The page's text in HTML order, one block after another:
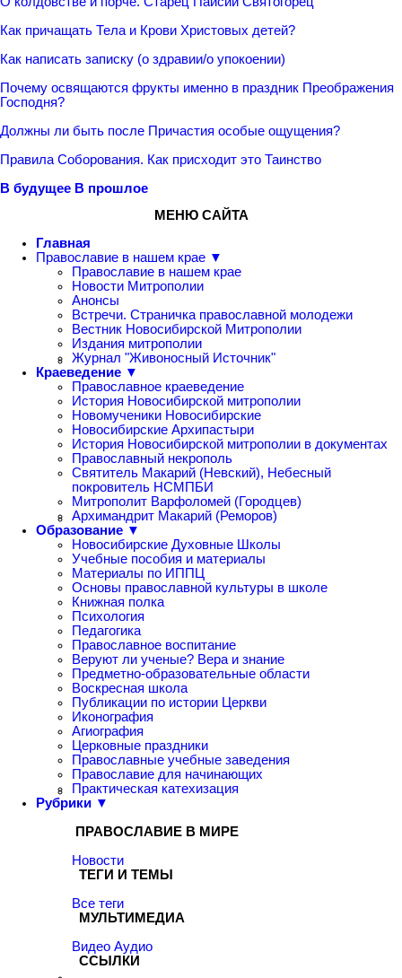
Как причащать Тела и Крови Христовых детей?
Как написать записку (о здравии/о упокоении)
Почему освящаются фрукты именно в праздник Преображения
Господня?
Должны ли быть после Причастия особые ощущения?
Правила Соборования. Как присходит это Таинство
В будущее В прошлое
МЕНЮ САЙТА
Главная
Православие в нашем крае ▼
Православие в нашем крае
Новости Митрополии
Анонсы
Встречи. Страничка православной молодежи
Вестник Новосибирской Митрополии
Издания митрополии
Журнал "Живоносный Источник"
Краеведение ▼
Православное краеведение
История Новосибирской митрополии
Новомученики Новосибирские
Новосибирские Архипастыри
История Новосибирской митрополии в документах
Православный некрополь
Святитель Макарий (Невский), Небесный
покровитель НСМПБИ
Митрополит Варфоломей (Городцев)
Архимандрит Макарий (Реморов)
Образование ▼
Новосибирские Духовные Школы
Учебные пособия и материалы
Материалы по ИППЦ
Основы православной культуры в школе
Книжная полка
Психология
Педагогика
Православное воспитание
Веруют ли ученые? Вера и знание
Предметно-образовательные области
Воскресная школа
Публикации по истории Церкви
Иконография
Агиография
Церковные праздники
Православные учебные заведения
Православие для начинающих
Практическая катехизация
Рубрики ▼
ПРАВОСЛАВИЕ В МИРЕ
Новости
ТЕГИ И ТЕМЫ
Все теги
МУЛЬТИМЕДИА
Видео Аудио
ССЫЛКИ